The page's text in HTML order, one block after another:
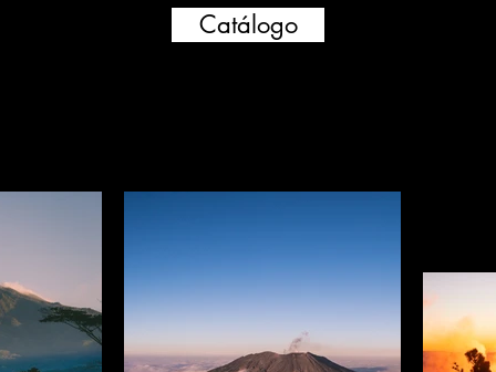
Catálogo